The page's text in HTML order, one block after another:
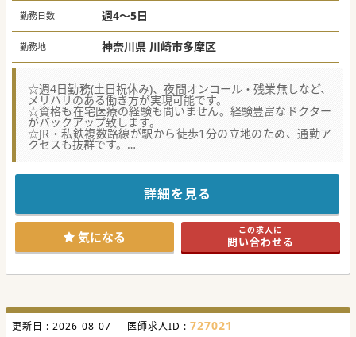
しています。
#春入職可
勤務日数 週4～5日
勤務地 神奈川県 川崎市多摩区
☆週4日勤務(土日祝休み)、夜間オンコール・残業無しなど、
メリハリのある働き方が実現可能です。
☆資格も在宅医療の経験も問いません。経験豊富なドクター
がバックアップ致します。
☆JR・私鉄複数路線が駅から徒歩1分の立地のため、通勤ア
クセスも抜群です。
行政の依頼を中心に、統合失調症・うつ・ひきこもりなど、
精神科・心療内科の訪問診療をも行っている、複数のクリニ
ックを有する法人運営のクリニックです。
訪問看護や精神保健福祉士などスタッフ体制も整い、真心あ
る在宅医療を提供。
未経験の先生でも安心のバックアップ体制が整っておりま
す。
務が可能です。
詳細を見る
気になる この求人に
問い合わせる
更新日 : 2026-08-07 医師求人ID : 727021